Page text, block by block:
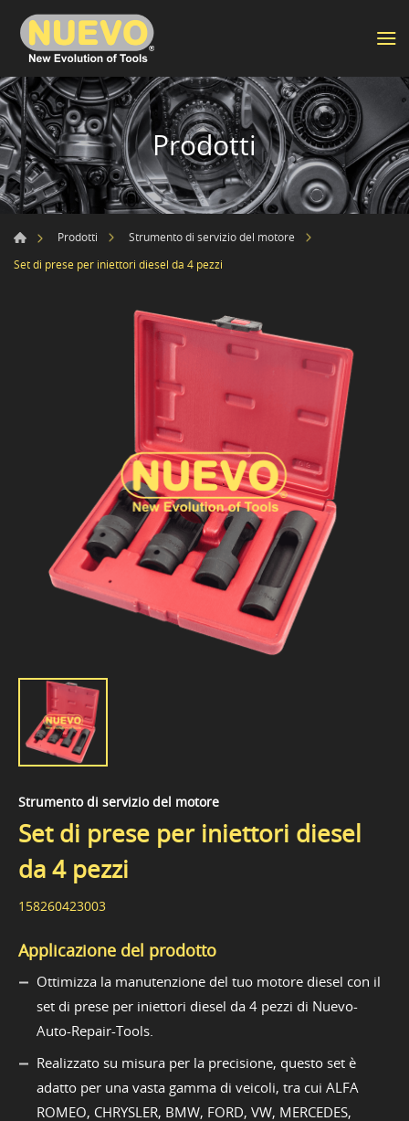
Prodotti
Prodotti
Strumento di servizio del motore
Set di prese per iniettori diesel da 4 pezzi
Strumento di servizio del motore
Set di prese per iniettori diesel
da 4 pezzi
158260423003
Applicazione del prodotto
Ottimizza la manutenzione del tuo motore diesel con il
set di prese per iniettori diesel da 4 pezzi di Nuevo-
Auto-Repair-Tools.
Realizzato su misura per la precisione, questo set è
adatto per una vasta gamma di veicoli, tra cui ALFA
ROMEO, CHRYSLER, BMW, FORD, VW, MERCEDES,